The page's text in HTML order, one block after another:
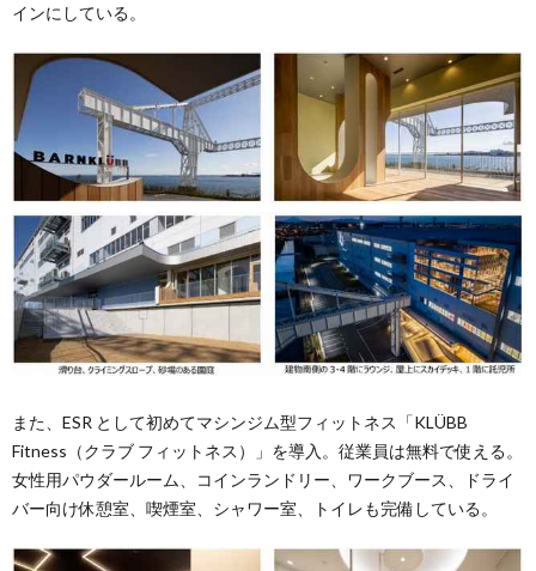
インにしている。
また、ESR として初めてマシンジム型フィットネス「KLÜBB
Fitness（クラブ フィットネス）」を導⼊。従業員は無料で使える。
⼥性⽤パウダールーム、コインランドリー、ワークブース、ドライ
バー向け休憩室、喫煙室、シャワー室、トイレも完備している。